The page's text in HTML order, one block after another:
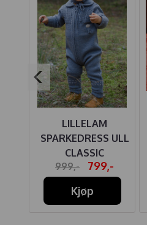
LILLELAM
SPARKEDRESS ULL
CLASSIC
MELLOMBLÅ
999,-
799,-
Kjøp